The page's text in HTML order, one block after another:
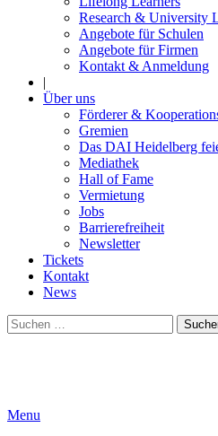
Research & University
Angebote für Schulen
Angebote für Firmen
Kontakt & Anmeldung
|
Über uns
Förderer &
Gremien
Das DAI Heidelberg
Mediathek
Hall of Fame
Vermietung
Jobs
Barrierefreiheit
Newsletter
Tickets
Kontakt
News
Suchen
nach:
Menu